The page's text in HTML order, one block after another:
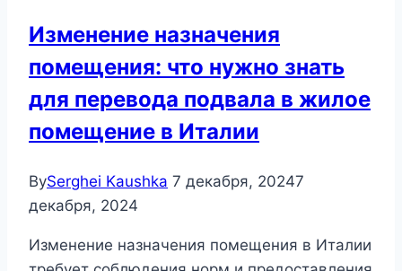
Изменение назначения
помещения: что нужно знать
для перевода подвала в жилое
помещение в Италии
BySerghei Kaushka 7 декабря, 20247
декабря, 2024
Изменение назначения помещения в Италии